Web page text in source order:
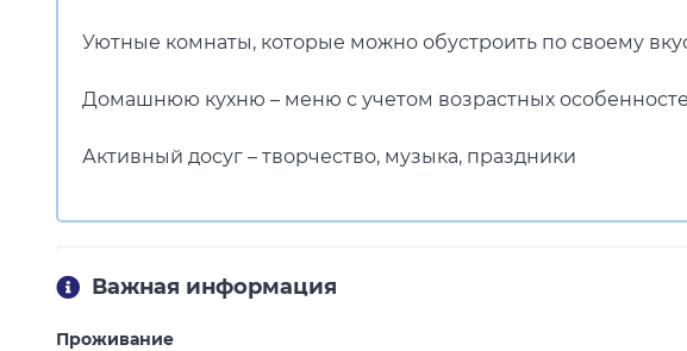
Уютные комнаты, которые можно обустроить по своему
Домашнюю кухню – меню с учетом возрастных
Активный досуг – творчество, музыка, праздники
Важная информация
Проживание